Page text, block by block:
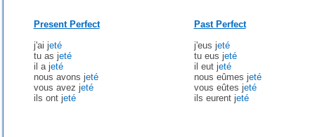
Present Perfect
j'ai jeté
tu as jeté
il a jeté
nous avons jeté
vous avez jeté
ils ont jeté
Past Perfect
j'eus jeté
tu eus jeté
il eut jeté
nous eûmes jeté
vous eûtes jeté
ils eurent jeté